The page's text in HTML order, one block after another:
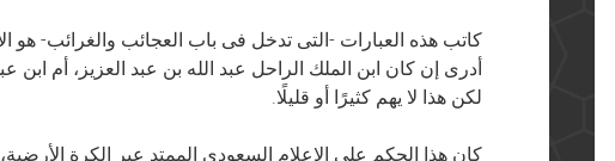
كاتب هذه العبارات -التى تدخل فى باب العجائب والغرائب- هو
أدرى إن كان ابن الملك الراحل عبد الله بن عبد العزيز، أم ابن
لكن هذا لا يهم كثيرًا أو قليلًا.
كان هذا الحكم على الإعلام السعودى الممتد عبر الكرة الأرضية،